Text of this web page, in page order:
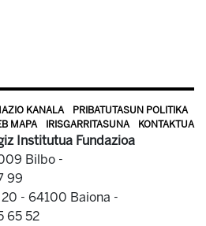
KANALA
PRIBATUTASUN POLITIKA
MAPA
IRISGARRITASUNA KONTAKTUA
Institutua Fundazioa
Bilbo -
99
- 64100 Baiona -
65 52